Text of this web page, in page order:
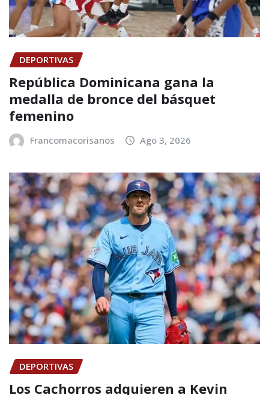
DEPORTIVAS
República Dominicana gana la
medalla de bronce del básquet
femenino
Francomacorisanos Ago 3, 2026
DEPORTIVAS
Los Cachorros adquieren a Kevin